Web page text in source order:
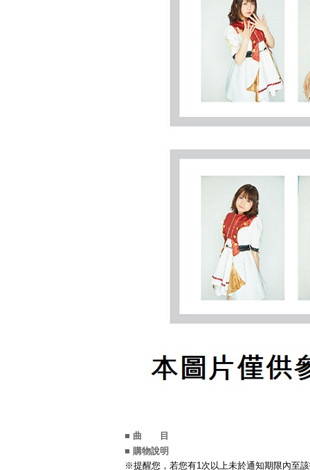
■ 曲 目
■ 購物說明
※提醒您，若您有1次以上未於通知期限內至